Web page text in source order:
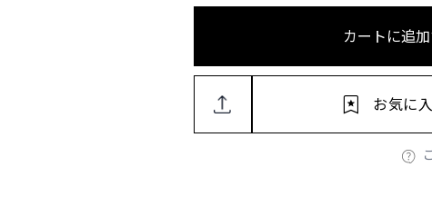
カートに追
お気に